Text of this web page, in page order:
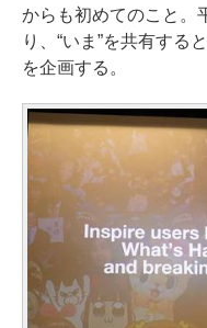
からも初めてのこと。
り、“いま”を共有する
を企画する。